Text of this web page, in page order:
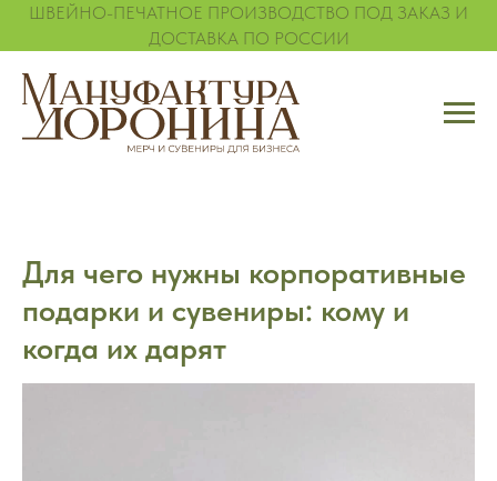
ШВЕЙНО-ПЕЧАТНОЕ ПРОИЗВОДСТВО ПОД ЗАКАЗ И
ДОСТАВКА ПО РОССИИ
Для чего нужны корпоративные
подарки и сувениры: кому и
когда их дарят